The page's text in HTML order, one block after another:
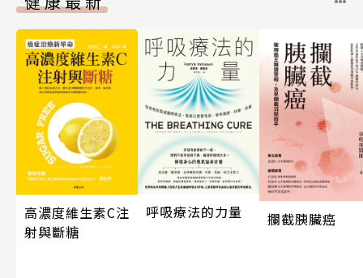
高濃度維生素C注
射與斷糖
呼吸療法的力量 攔截胰臟癌